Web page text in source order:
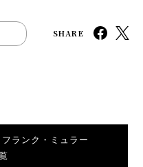
SHARE
ランク・ミュラー